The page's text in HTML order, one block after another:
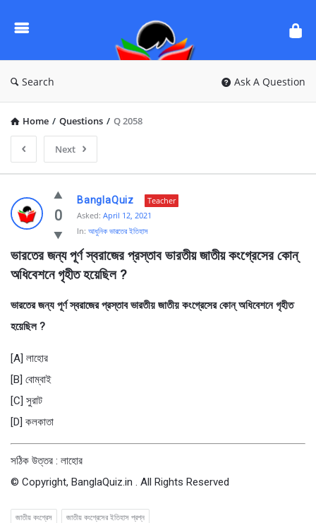
Questions
Search Ask A Question
Home / Questions / Q 2058
Next
Ask
Questions
BanglaQuiz
Latest
Questions
0
BanglaQuiz
Teacher
Asked: April 12, 2021
In: আধুনিক ভারতের ইতিহাস
ভারতের জন্য পূর্ণ স্বরাজের প্রস্তাব ভারতীয় জাতীয় কংগ্রেসের কোন্
অধিবেশনে গৃহীত হয়েছিল ?
ভারতের জন্য পূর্ণ স্বরাজের প্রস্তাব ভারতীয় জাতীয় কংগ্রেসের কোন্ অধিবেশনে গৃহীত
হয়েছিল ?
[A] লাহাের
[B] বােম্বাই
[C] সুরাট
[D] কলকাতা
সঠিক উত্তর : লাহাের
© Copyright, BanglaQuiz.in . All Rights Reserved
জাতীয় কংগ্রেস জাতীয় কংগ্রেসের ইতিহাস প্রশ্ন